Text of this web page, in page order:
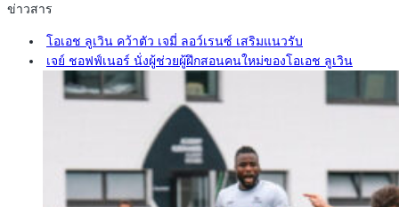
ข่าวสาร
โอเอช ลูเวิน คว้าตัว เจมี่ ลอว์เรนซ์ เสริมแนวรับ
เจย์ ชอฟฟ์เนอร์ นั่งผู้ช่วยผู้ฝึกสอนคนใหม่ของโอเอช ลูเวิน